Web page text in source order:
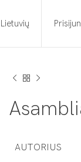
Lietuvių
AUTORIUS